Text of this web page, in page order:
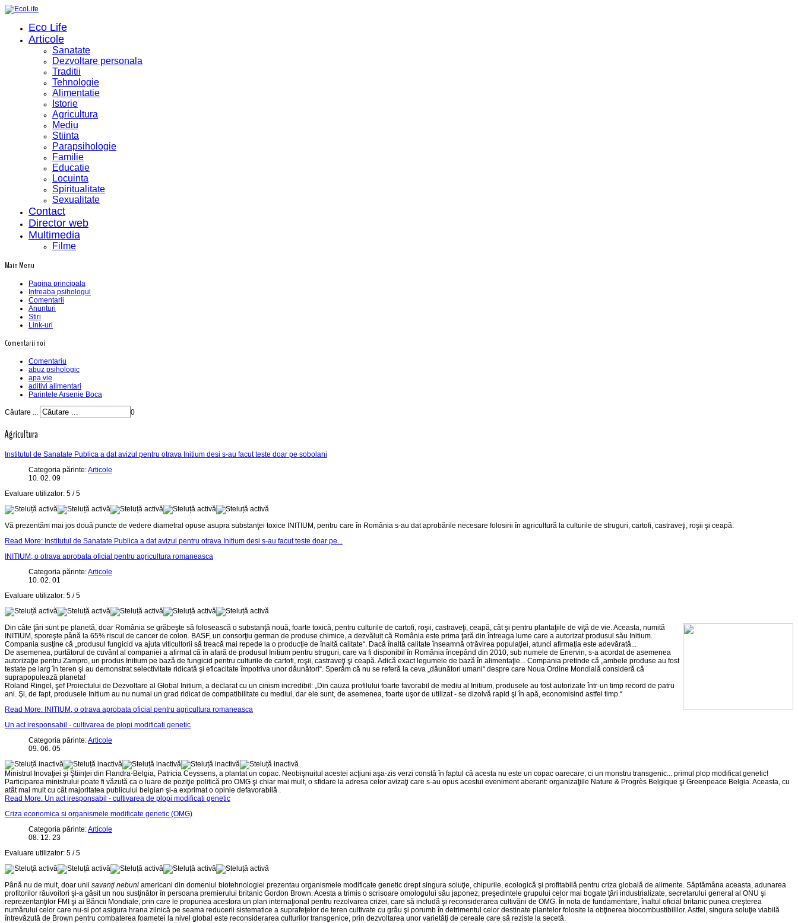
Eco Life
Articole
Sanatate
Dezvoltare personala
Traditii
Tehnologie
Alimentatie
Istorie
Agricultura
Mediu
Stiinta
Parapsihologie
Familie
Educatie
Locuinta
Spiritualitate
Sexualitate
Contact
Director web
Multimedia
Filme
Main Menu
Pagina principala
Intreaba psihologul
Comentarii
Anunturi
Stiri
Link-uri
Comentarii noi
Comentariu
abuz psihologic
apa vie
aditivi alimentari
Parintele Arsenie Boca
Căutare ... 0
Agricultura
Institutul de Sanatate Publica a dat avizul pentru otrava Initium desi s-au facut teste doar pe sobolani
Categoria părinte:Articole
10. 02. 09
Evaluare utilizator: 5 /5
Vă prezentăm mai jos două puncte de vedere diametral opuse asupra substanţei toxice INITIUM, pentru care în România s-au dat aprobările necesare folosirii în agricultură la culturile de struguri, cartofi, castraveţi, roşii şi ceapă.
Read More: Institutul de Sanatate Publica a dat avizul pentru otrava Initium desi s-au facut teste doar pe...
INITIUM, o otrava aprobata oficial pentru agricultura romaneasca
Categoria părinte:Articole
10. 02. 01
Evaluare utilizator: 5 /5
Din câte ţări sunt pe planetă, doar România se grăbeşte să folosească o substanţă nouă, foarte toxică, pentru culturile de cartofi, roşii, castraveţi, ceapă, cât şi pentru plantaţiile de viţă de vie. Aceasta, numită
INITIUM, sporeşte până la 65% riscul de cancer de colon. BASF, un consorţiu german de produse chimice, a dezvăluit că România este prima ţară din întreaga lume care a autorizat produsul său Initium.
Compania susţine că „produsul fungicid va ajuta viticultorii să treacă mai repede la o producţie de înaltă calitate“. Dacă înaltă calitate înseamnă otrăvirea populaţiei, atunci afirmaţia este adevărată...
De asemenea, purtătorul de cuvânt al companiei a afirmat că în afară de produsul Initium pentru struguri, care va fi disponibil în România începând din 2010, sub numele de Enervin, s-a acordat de asemenea
autorizaţie pentru Zampro, un produs Initium pe bază de fungicid pentru culturile de cartofi, roşii, castraveţi şi ceapă. Adică exact legumele de bază în alimentaţie... Compania pretinde că „ambele produse au fost
testate pe larg în teren şi au demonstrat selectivitate ridicată şi eficacitate împotriva unor dăunători“. Sperăm că nu se referă la ceva „dăunători umani“ despre care Noua Ordine Mondială consideră că
suprapopulează planeta!
Roland Ringel, şef Proiectului de Dezvoltare al Global Initium, a declarat cu un cinism incredibil: „Din cauza profilului foarte favorabil de mediu al Initium, produsele au fost autorizate într-un timp record de patru
ani. Şi, de fapt, produsele Initium au nu numai un grad ridicat de compatibilitate cu mediul, dar ele sunt, de asemenea, foarte uşor de utilizat - se dizolvă rapid şi în apă, economisind astfel timp.“
Read More: INITIUM, o otrava aprobata oficial pentru agricultura romaneasca
Un act iresponsabil - cultivarea de plopi modificati genetic
Categoria părinte:Articole
09. 06. 05
Ministrul Inovaţiei şi Ştiinţei din Flandra-Belgia, Patricia Ceyssens, a plantat un copac. Neobişnuitul acestei acţiuni aşa-zis verzi constă în faptul că acesta nu este un copac oarecare, ci un monstru transgenic... primul plop modificat genetic!
Participarea ministrului poate fi văzută ca o luare de poziţie politică pro OMG şi chiar mai mult, o sfidare la adresa celor avizaţi care s-au opus acestui eveniment aberant: organizaţiile Nature & Progrès Belgique şi Greenpeace Belgia. Aceasta, cu
atât mai mult cu cât majoritatea publicului belgian şi-a exprimat o opinie defavorabilă .
Read More: Un act iresponsabil - cultivarea de plopi modificati genetic
Criza economica si organismele modificate genetic (OMG)
Categoria părinte:Articole
08. 12. 23
Evaluare utilizator: 5 /5
Până nu de mult, doar unii savanţi nebuni americani din domeniul biotehnologiei prezentau organismele modificate genetic drept singura soluţie, chipurile, ecologică şi profitabilă pentru criza globală de alimente. Săptămâna aceasta, adunarea
profitorilor răuvoitori şi-a găsit un nou susţinător în persoana premierului britanic Gordon Brown. Acesta a trimis o scrisoare omologului său japonez, preşedintele grupului celor mai bogate ţări industrializate, secretarului general al ONU şi
reprezentanţilor FMI şi ai Băncii Mondiale, prin care le propunea acestora un plan internaţional pentru rezolvarea crizei, care să includă şi reconsiderarea cultivării de OMG. În nota de fundamentare, înaltul oficial britanic punea creşterea
numărului celor care nu-si pot asigura hrana zilnică pe seama reducerii sistematice a suprafeţelor de teren cultivate cu grâu şi porumb în detrimentul celor destinate plantelor folosite la obţinerea biocombustibililor. Astfel, singura soluţie viabilă
întrevăzută de Brown pentru combaterea foametei la nivel global este reconsiderarea culturilor transgenice, prin dezvoltarea unor varietăţi de cereale care să reziste la secetă.